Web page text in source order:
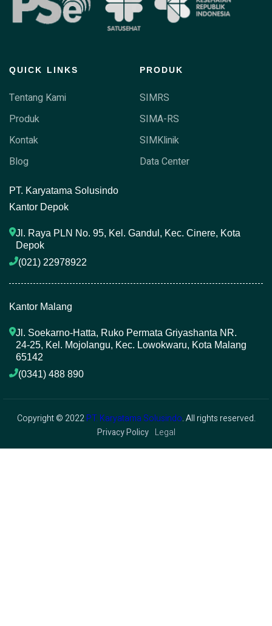
QUICK LINKS
Tentang Kami
Produk
Kontak
Blog
PRODUK
SIMRS
SIMA-RS
SIMKlinik
Data Center
PT. Karyatama Solusindo
Kantor Depok
Jl. Raya PLN No. 95, Kel. Gandul, Kec. Cinere, Kota
Depok
(021) 22978922
Kantor Malang
Jl. Soekarno-Hatta, Ruko Permata Griyashanta NR.
24-25, Kel. Mojolangu, Kec. Lowokwaru, Kota Malang
65142
(0341) 488 890
Copyright © 2022PT. Karyatama Solusindo. All rights reserved.
Privacy Policy Legal